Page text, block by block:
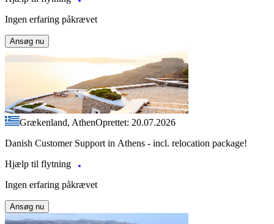
Ingen erfaring påkrævet
Ansøg nu
Grækenland, AthenOprettet: 20.07.2026
Danish Customer Support in Athens - incl. relocation package!
Hjælp til flytning
Ingen erfaring påkrævet
Ansøg nu